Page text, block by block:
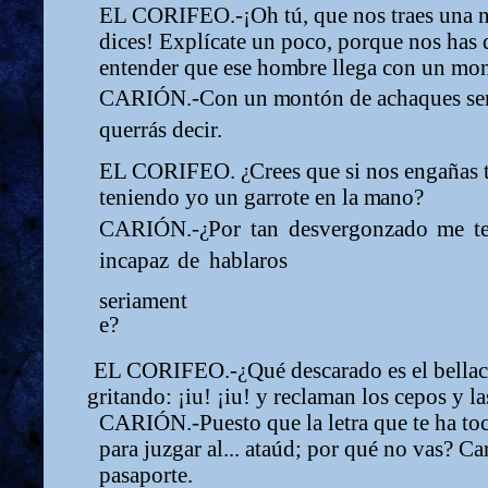
EL CORIFEO.-¡Oh tú, que nos traes una
dices! Explícate un poco, porque nos has
entender que ese hombre llega con unm
CARIÓN.-Con un montón de achaques
querrás decir.
EL CORIFEO. ¿Crees que si nos
teniendo yo un garrote en la mano?
CARIÓN.-¿Por tan desvergonzado me
incapaz de hablaros
seriament
e?
EL CORIFEO.-¿Qué descarado es el
gritando: ¡iu! ¡iu! y reclaman los cepos y
CARIÓN.-Puesto que la letra que te ha
para juzgar al... ataúd; por qué no vas?
pasaporte.